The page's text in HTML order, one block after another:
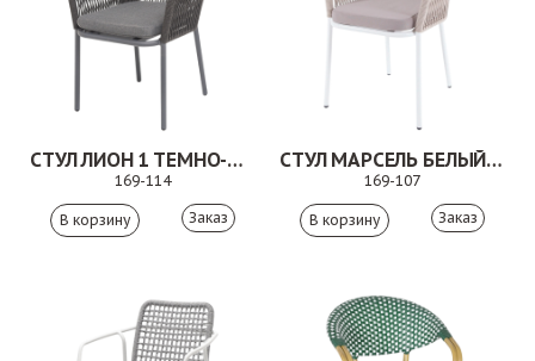
СТУЛ ЛИОН 1 ТЕМНО-СЕРЫЙ
169-114
Заказ
СТУЛ МАРСЕЛЬ БЕЛЫЙ/БЕЖЕВЫЙ
169-107
Заказ